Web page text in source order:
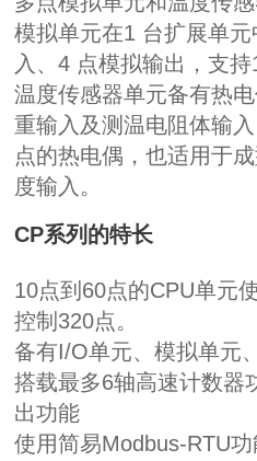
模拟单元在1 台扩展单
入、4 点模拟输出，支持
温度传感器单元备有热
重输入及测温电阻体输
点的热电偶，也适用于
度输入。
CP系列的特长
10点到 60点的CPU单元
控制 320点。
备有I/O单元、模拟单元
搭载最多6轴高速计数器
出功能
使用简易Modbus-RTU